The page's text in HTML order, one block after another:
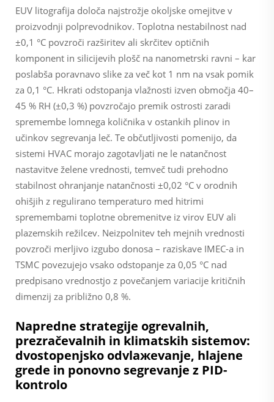
EUV litografija določa najstrožje okoljske omejitve v
proizvodnji polprevodnikov. Toplotna nestabilnost nad
±0,1 °C povzroči razširitev ali skrčitev optičnih
komponent in silicijevih plošč na nanometrski ravni – kar
poslabša poravnavo slike za več kot 1 nm na vsak pomik
za 0,1 °C. Hkrati odstopanja vlažnosti izven območja 40–
45 % RH (±0,3 %) povzročajo premik ostrosti zaradi
spremembe lomnega količnika v ostankih plinov in
učinkov segrevanja leč. Te občutljivosti pomenijo, da
sistemi HVAC morajo zagotavljati ne le natančnost
nastavitve želene vrednosti, temveč tudi prehodno
stabilnost ohranjanje natančnosti ±0,02 °C v orodnih
ohišjih z regulirano temperaturo med hitrimi
spremembami toplotne obremenitve iz virov EUV ali
plazemskih režilcev. Neizpolnitev teh mejnih vrednosti
povzroči merljivo izgubo donosa – raziskave IMEC-a in
TSMC povezujejo vsako odstopanje za 0,05 °C nad
predpisano vrednostjo z povečanjem variacije kritičnih
dimenzij za približno 0,8 %.
Napredne strategije ogrevalnih,
prezračevalnih in klimatskih sistemov:
dvostopenjsko odvlажevanje, hlajene
grede in ponovno segrevanje z PID-
kontrolo